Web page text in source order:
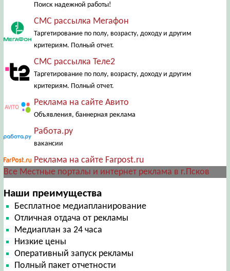
Поиск надежной работы!
СМС рассылка Мегафон
Таргетирование по полу, возрасту, доходу и другим
критериям. Полный отчет.
СМС рассылка Теле2
Таргетирование по полу, возрасту, доходу и другим
критериям. Полный отчет.
Реклама на сайте Авито
Объявления, баннерная реклама
Работа.ру
вакансии
Реклама на сайте Farpost.ru
Все Местные порталы и интернет реклама в г.Псков
Наши преимущества
Бесплатное медиапланирование
Отличная отдача от рекламы
Медиаплан за 24 часа
Низкие цены
Оперативный запуск рекламы
Полный пакет отчетности